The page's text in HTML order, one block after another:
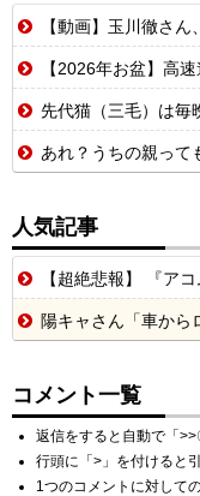
【動画】玉川徹さん、「死
【2026年お盆】高速道路の渋滞
先代猫（三毛）は毎晩布団に入ってきたが
あれ？うちの親って
人気記事
【超絶悲報】 『ア
陽キャさん「車からロケット花火
コメント一覧
返信をすると自動で「>>
行頭に「>」を付けると
1つのコメントに対して